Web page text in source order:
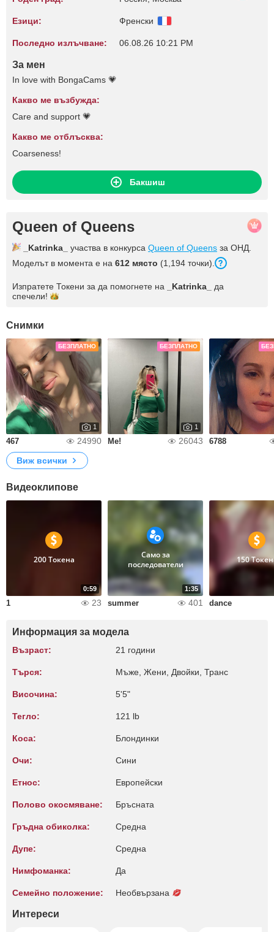
Езици: Френски
Последно излъчване: 06.08.26 10:21 PM
За мен
In love with BongaCams 💗
Какво ме възбужда:
Care and support 💗
Какво ме отблъсква:
Coarseness!
Бакшиш
Queen of Queens
_Katrinka_ участва в конкурса Queen of Queens за ОНД.
Моделът в момента е на 612 място (1,194 точки).
Изпратете Токени за да помогнете на _Katrinka_
да
спечели!
Снимки
БЕЗПЛАТНО
1
467 24990
БЕЗПЛАТНО
1
Me! 26043 6788
Виж всички
Видеоклипове
0:59
200 Токена
1 23
1:35
Само за
последователи
summer 401
150
dance
Информация за модела
Възраст: 21 години
Търся: Мъже, Жени, Двойки, Транс
Височина: 5'5"
Тегло: 121 lb
Коса: Блондинки
Очи: Сини
Етнос: Европейски
Полово окосмяване: Бръсната
Гръдна обиколка: Среднa
Дупе: Среднa
Нимфоманка: Да
Семейно положение: Необвързана
Интереси